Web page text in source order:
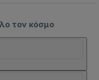
τον κόσμο